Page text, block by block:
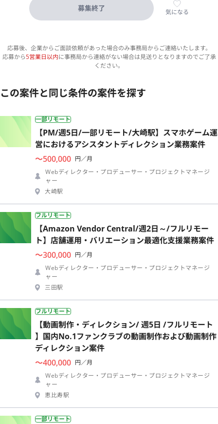
募集終了 気になる
応募後、企業からご面談依頼があった場合のみ事務局からご連絡いたします。
応募から5営業日以内に事務局から連絡がない場合は見送りとなりますのでご了承
ください。
この案件と同じ条件の案件を探す
一部リモート
【PM/週5日/一部リモート/大崎駅】スマホゲーム運
営におけるアシスタントディレクション業務案件
〜500,000 円／月
Webディレクター・プロデューサー・プロジェクトマネージ
ャー
大崎駅
フルリモート
【Amazon Vendor Central/週2日～/フルリモー
ト】店舗運用・バリエーション最適化支援業務案件
〜300,000 円／月
Webディレクター・プロデューサー・プロジェクトマネージ
ャー
三田駅
フルリモート
【動画制作・ディレクション/ 週5日 /フルリモート
】国内No.1ファンクラブの動画制作および動画制作
ディレクション案件
〜400,000 円／月
Webディレクター・プロデューサー・プロジェクトマネージ
ャー
恵比寿駅
一部リモート